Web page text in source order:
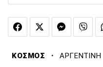
ΚΟΣΜΟΣ · ΑΡΓΕΝΤΙΝΗ